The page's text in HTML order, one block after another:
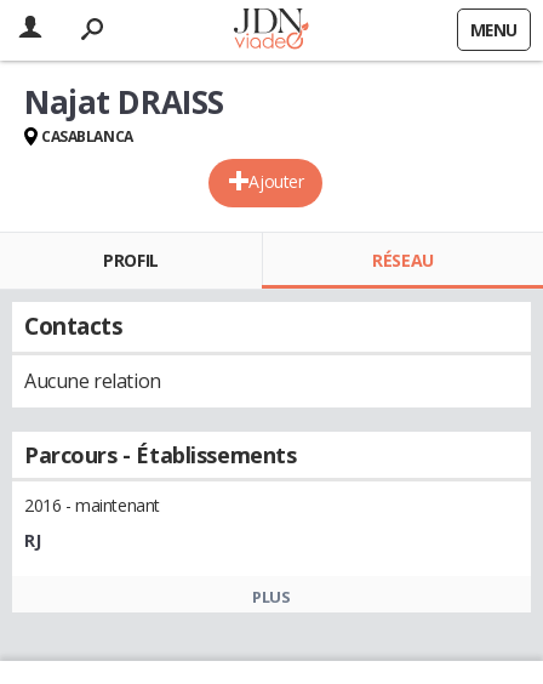
MENU
Ajouter
Najat DRAISS
CASABLANCA
PROFIL RÉSEAU
Contacts
Aucune relation
Parcours - Établissements
2016 - maintenant
RJ
PLUS